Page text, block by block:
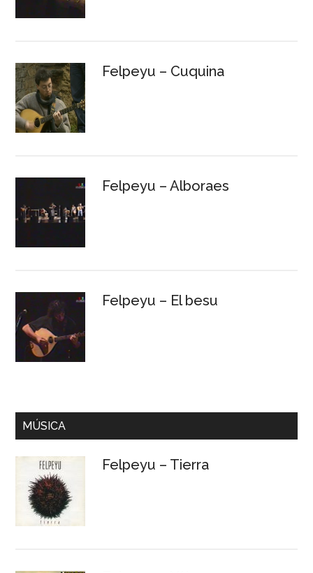
Felpeyu – Cuquina
Felpeyu – Alboraes
Felpeyu – El besu
MÚSICA
Felpeyu – Tierra